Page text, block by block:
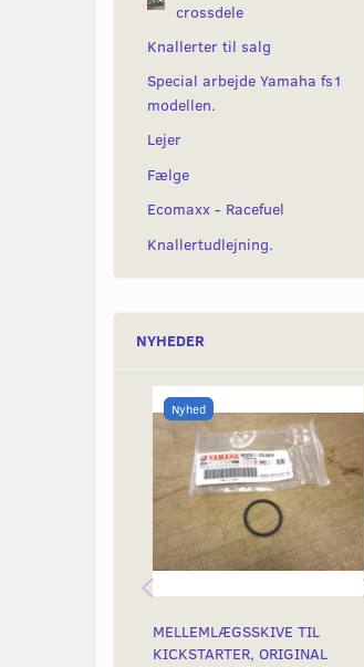
crossdele
Knallerter til salg
Special arbejde Yamaha fs1
modellen.
Lejer
Fælge
Ecomaxx - Racefuel
Knallertudlejning.
NYHEDER
Nyhed
MELLEMLÆGSSKIVE TIL
KICKSTARTER, ORIGINAL